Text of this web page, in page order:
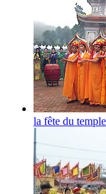
la fête du